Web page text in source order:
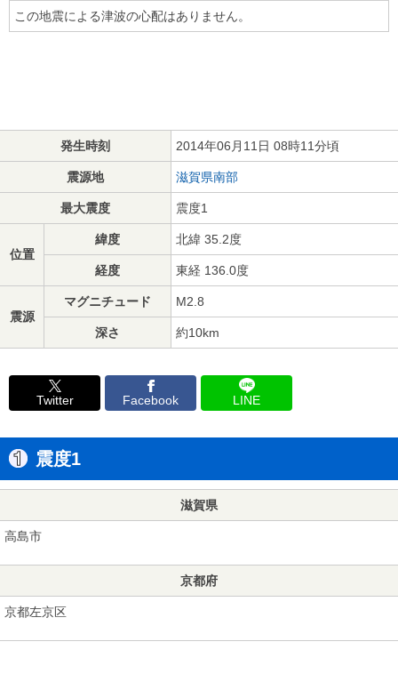
この地震による津波の心配はありません。
発生時刻 2014年06月11日 08時11分頃
震源地 滋賀県南部
最大震度 震度1
位置
緯度 北緯 35.2度
経度 東経 136.0度
震源
マグニチュード M2.8
深さ 約10km
Twitter Facebook LINE
震度1
滋賀県
高島市
京都府
京都左京区